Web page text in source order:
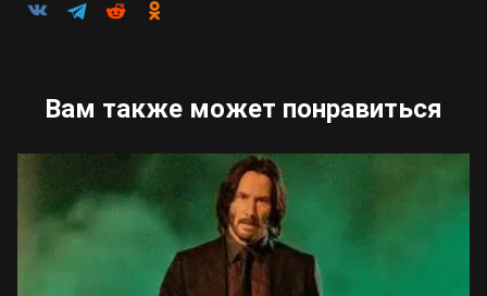
Вам также может понравиться